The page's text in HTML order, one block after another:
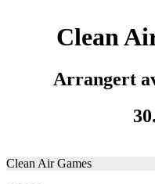
Clean
Arrangert
Clean Air Games